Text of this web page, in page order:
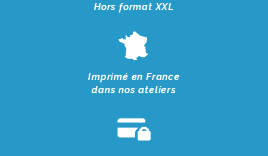
Hors format XXL
Imprimé en France
dans nos ateliers